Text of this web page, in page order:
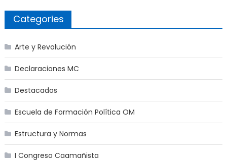
Categories
Arte y Revolución
Declaraciones MC
Destacados
Escuela de Formación Política OM
Estructura y Normas
I Congreso Caamañista